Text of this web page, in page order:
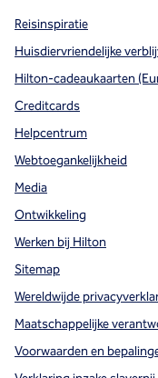
Reisinspiratie
Huisdiervriendelijke
Hilton-cadeaukaarten
Creditcards
Helpcentrum
Webtoegankelijkheid
Media
Ontwikkeling
Werken bij Hilton
Sitemap
Wereldwijde
Maatschappelijke
Voorwaarden en